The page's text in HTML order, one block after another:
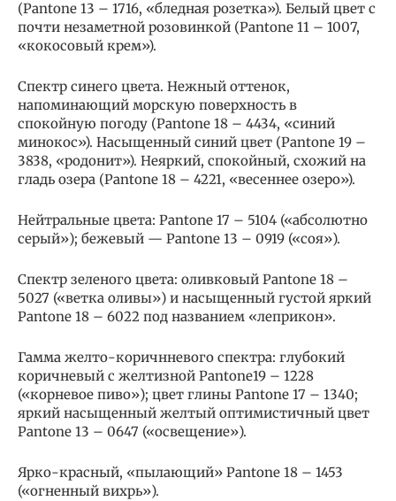
(Pantone 13 – 1716, «бледная розетка»). Белый цвет с
почти незаметной розовинкой (Pantone 11 – 1007,
«кокосовый крем»).
Спектр синего цвета. Нежный оттенок,
напоминающий морскую поверхность в
спокойную погоду (Pantone 18 – 4434, «синий
минокос»). Насыщенный синий цвет (Pantone 19 –
3838, «родонит»). Неяркий, спокойный, схожий на
гладь озера (Pantone 18 – 4221, «весеннее озеро»).
Нейтральные цвета: Pantone 17 – 5104 («абсолютно
серый»); бежевый — Pantone 13 – 0919 («соя»).
Спектр зеленого цвета: оливковый Pantone 18 –
5027 («ветка оливы») и насыщенный густой яркий
Pantone 18 – 6022 под названием «леприкон».
Гамма желто-коричнневого спектра: глубокий
коричневый с желтизной Pantone19 – 1228
(«корневое пиво»); цвет глины Pantone 17 – 1340;
яркий насыщенный желтый оптимистичный цвет
Pantone 13 – 0647 («освещение»).
Ярко-красный, «пылающий» Pantone 18 – 1453
(«огненный вихрь»).